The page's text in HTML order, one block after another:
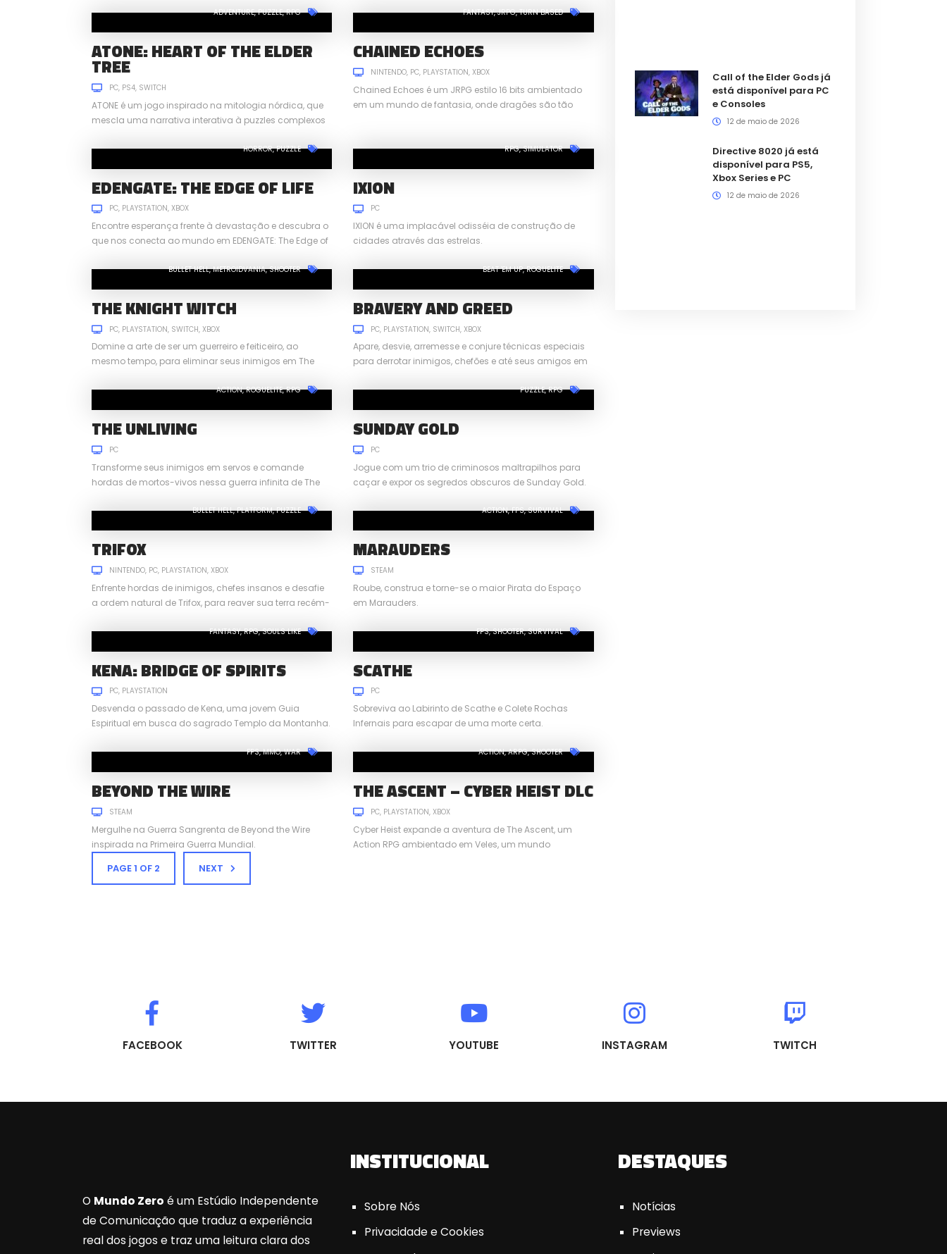
ADVENTURE PUZZLE RPG
ATONE: HEART OF THE ELDER
TREE
PC PS4 SWITCH
ATONE é um jogo inspirado na mitologia nórdica, que
mescla uma narrativa interativa à puzzles complexos
FANTASY JRPG TURN BASED
CHAINED ECHOES
NINTENDO PC PLAYSTATION XBOX
Chained Echoes é um JRPG estilo 16 bits ambientado
em um mundo de fantasia, onde dragões são tão
HORROR PUZZLE
EDENGATE: THE EDGE OF LIFE
PC PLAYSTATION XBOX
Encontre esperança frente à devastação e descubra o
que nos conecta ao mundo em EDENGATE: The Edge of
RPG SIMULATOR
IXION
PC
IXION é uma implacável odisséia de construção de
cidades através das estrelas.
BULLET HELL METROIDVANIA SHOOTER
THE KNIGHT WITCH
PC PLAYSTATION SWITCH XBOX
Domine a arte de ser um guerreiro e feiticeiro, ao
mesmo tempo, para eliminar seus inimigos em The
BEAT 'EM UP ROGUELITE
BRAVERY AND GREED
PC PLAYSTATION SWITCH XBOX
Apare, desvie, arremesse e conjure técnicas especiais
para derrotar inimigos, chefões e até seus amigos em
ACTION ROGUELITE RPG
THE UNLIVING
PC
Transforme seus inimigos em servos e comande
hordas de mortos-vivos nessa guerra infinita de The
PUZZLE RPG
SUNDAY GOLD
PC
Jogue com um trio de criminosos maltrapilhos para
caçar e expor os segredos obscuros de Sunday Gold.
BULLET HELL PLATFORM PUZZLE
TRIFOX
NINTENDO PC PLAYSTATION XBOX
Enfrente hordas de inimigos, chefes insanos e desafie
a ordem natural de Trifox, para reaver sua terra recém-
ACTION FPS SURVIVAL
MARAUDERS
STEAM
Roube, construa e torne-se o maior Pirata do Espaço
em Marauders.
FANTASY RPG SOULS LIKE
KENA: BRIDGE OF SPIRITS
PC PLAYSTATION
Desvenda o passado de Kena, uma jovem Guia
Espiritual em busca do sagrado Templo da Montanha.
FPS SHOOTER SURVIVAL
SCATHE
PC
Sobreviva ao Labirinto de Scathe e Colete Rochas
Infernais para escapar de uma morte certa.
FPS MMO WAR
BEYOND THE WIRE
STEAM
Mergulhe na Guerra Sangrenta de Beyond the Wire
inspirada na Primeira Guerra Mundial.
ACTION ARPG SHOOTER
THE ASCENT – CYBER HEIST DLC
PC PLAYSTATION XBOX
Cyber Heist expande a aventura de The Ascent, um
Action RPG ambientado em Veles, um mundo
PAGE 1 OF 2 NEXT
Call of the Elder Gods já
está disponível para PC
e Consoles
12 de maio de 2026
Directive 8020 já está
disponível para PS5,
Xbox Series e PC
12 de maio de 2026
FACEBOOK TWITTER YOUTUBE INSTAGRAM TWITCH
O Mundo Zero é um Estúdio Independente
de Comunicação que traduz a experiência
real dos jogos e traz uma leitura clara dos
INSTITUCIONAL
Sobre Nós
Privacidade e Cookies
DESTAQUES
Notícias
Previews